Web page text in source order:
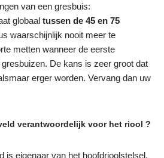
van een gresbuis:
globaal tussen de 45 en 75
waarschijnlijk nooit meer te
metten wanneer de eerste
De kans is zeer groot dat
erger worden. Vervang dan uw
verantwoordelijk voor het riool ?
is eigenaar van het hoofdrioolstelsel.